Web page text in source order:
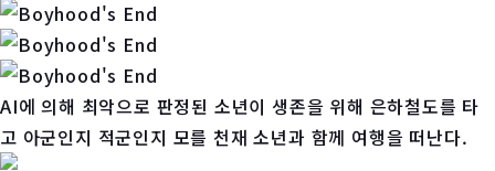
AI에 의해 최악으로 판정된 소년이 생존을 위해 은하철도를 타
고 아군인지 적군인지 모를 천재 소년과 함께 여행을 떠난다.